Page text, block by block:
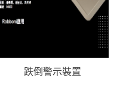
跌倒警示裝置